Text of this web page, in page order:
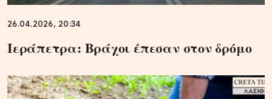
26.04.2026, 20:34
Ιεράπετρα: Βράχοι έπεσαν στον δρόμο